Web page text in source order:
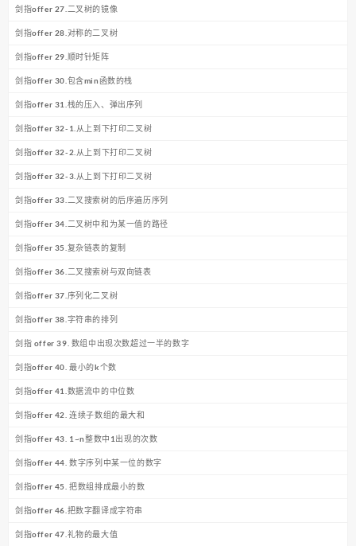
剑指offer 27.二叉树的镜像
剑指offer 28.对称的二叉树
剑指offer 29.顺时针矩阵
剑指offer 30.包含min函数的栈
剑指offer 31.栈的压入、弹出序列
剑指offer 32-1.从上到下打印二叉树
剑指offer 32-2.从上到下打印二叉树
剑指offer 32-3.从上到下打印二叉树
剑指offer 33.二叉搜索树的后序遍历序列
剑指offer 34.二叉树中和为某一值的路径
剑指offer 35.复杂链表的复制
剑指offer 36.二叉搜索树与双向链表
剑指offer 37.序列化二叉树
剑指offer 38.字符串的排列
剑指 offer 39. 数组中出现次数超过一半的数字
剑指offer 40. 最小的k个数
剑指offer 41.数据流中的中位数
剑指offer 42. 连续子数组的最大和
剑指offer 43. 1~n整数中1出现的次数
剑指offer 44. 数字序列中某一位的数字
剑指offer 45. 把数组排成最小的数
剑指offer 46.把数字翻译成字符串
剑指offer 47.礼物的最大值